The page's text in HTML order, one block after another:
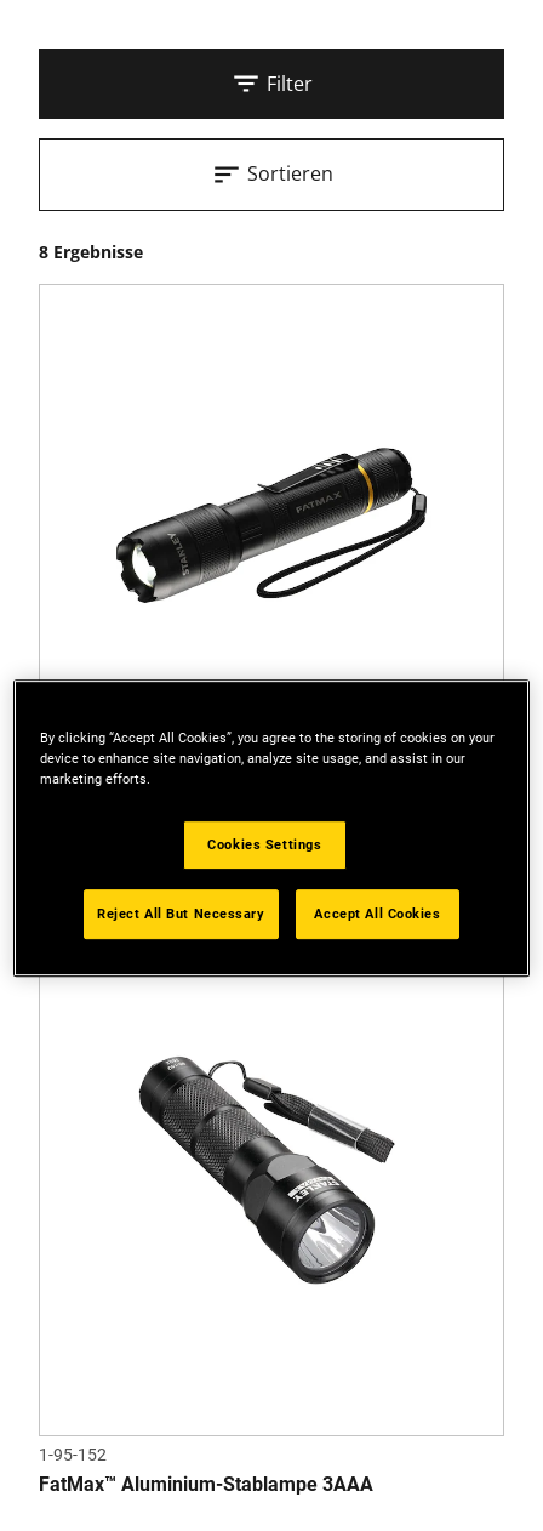
Filter
8 Ergebnisse
Sortieren
STANLEY® FATMAX® LED-Kompaktleuchte
1-95-152
FatMax™ Aluminium-Stablampe 3AAA
By clicking “Accept All Cookies”, you agree to the storing of cookies on your
device to enhance site navigation, analyze site usage, and assist in our
marketing efforts.
Cookies Settings
Reject All But Necessary Accept All Cookies